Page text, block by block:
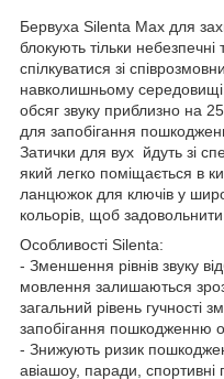
Бервуха Silenta Max для
блокують тільки
спілкуватися зі
навколишньому середовищі.
обсяг звуку приблизно на
для запобігання
Затички для вух йдуть зі
який легко поміщається в
ланцюжок для ключів у
кольорів, щоб
Особливості Silenta:
- Зменшення рівнів звуку
мовлення залишаються
загальний рівень гучності
запобігання пошкодженню
- Знижують ризик
авіашоу, паради, спортивні